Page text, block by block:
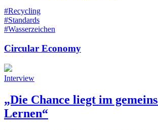
#Recycling
#Standards
#Wasserzeichen
Circular Economy
Interview
„Die Chance liegt im
Lernen“